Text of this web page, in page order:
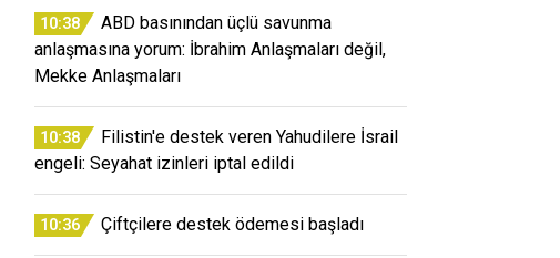
10:38
ABD basınından üçlü savunma
anlaşmasına yorum: İbrahim Anlaşmaları değil,
Mekke Anlaşmaları
10:38
Filistin'e destek veren Yahudilere İsrail
engeli: Seyahat izinleri iptal edildi
10:36 Çiftçilere destek ödemesi başladı